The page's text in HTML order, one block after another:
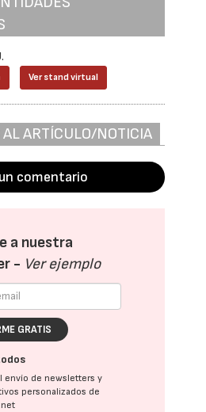
Ver stand virtual
ARTÍCULO/NOTICIA
comentario
a nuestra
- Ver ejemplo
GRATIS
envío de newsletters y
personalizados de